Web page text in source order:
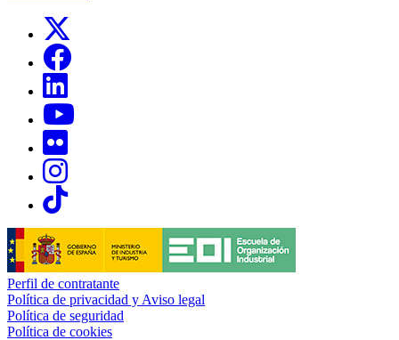
Links, Opens in this window
Links, Opens in this window
Links, Opens in this window
Links, Opens in this window
Links, Opens in this window
Perfil de contratante
Política de privacidad y Aviso legal
Política de seguridad
Política de cookies